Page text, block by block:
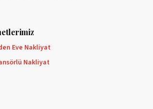
Eve Nakliyat
Nakliyat